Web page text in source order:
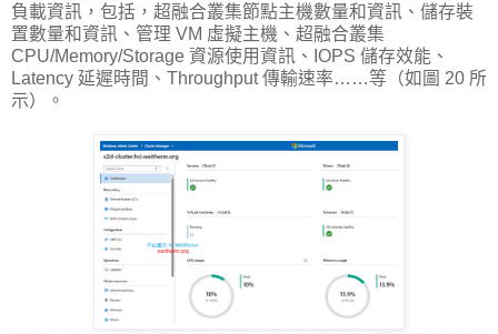
負載資訊，包括，超融合叢集節點主機數量和資訊、儲存裝
置數量和資訊、管理 VM 虛擬主機、超融合叢集
CPU/Memory/Storage 資源使用資訊、IOPS 儲存效能、
Latency 延遲時間、Throughput 傳輸速率……等（如圖 20 所
示）。